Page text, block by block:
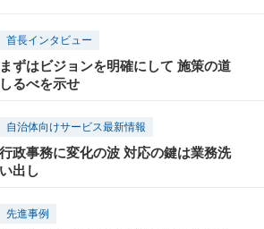
首長インタビュー
まずはビジョンを明確にして 施策の道
しるべを示せ
自治体向けサービス最新情報
行政事務に変化の波 対応の鍵は業務洗
い出し
先進事例